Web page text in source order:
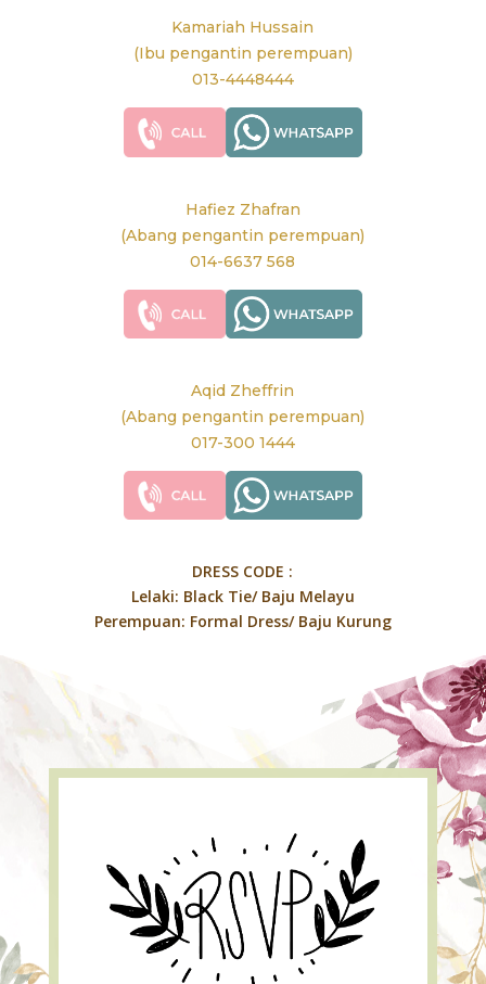
Kamariah Hussain
(Ibu pengantin perempuan)
013-4448444
Hafiez Zhafran
(Abang pengantin perempuan)
014-6637 568
Aqid Zheffrin
(Abang pengantin perempuan)
017-300 1444
DRESS CODE :
Lelaki: Black Tie/ Baju Melayu
Perempuan: Formal Dress/ Baju Kurung